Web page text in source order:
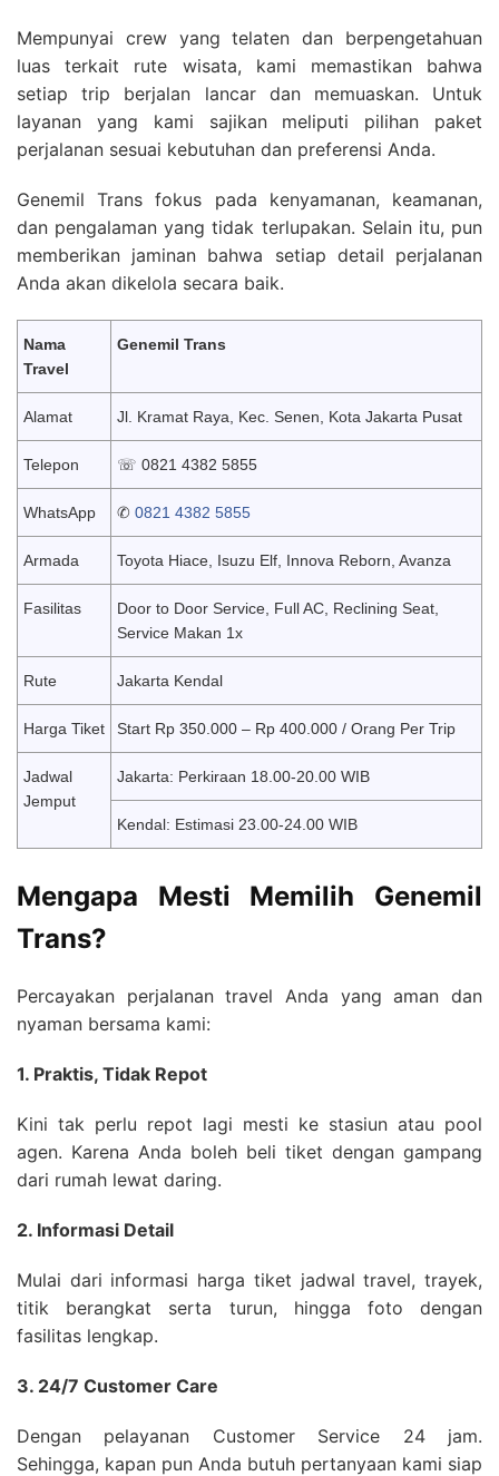
Mempunyai crew yang telaten dan berpengetahuan
luas terkait rute wisata, kami memastikan bahwa
setiap trip berjalan lancar dan memuaskan. Untuk
layanan yang kami sajikan meliputi pilihan paket
perjalanan sesuai kebutuhan dan preferensi Anda.
Genemil Trans fokus pada kenyamanan, keamanan,
dan pengalaman yang tidak terlupakan. Selain itu, pun
memberikan jaminan bahwa setiap detail perjalanan
Anda akan dikelola secara baik.
Nama
Travel
Genemil Trans
Alamat Jl. Kramat Raya, Kec. Senen, Kota Jakarta Pusat
Telepon ☏ 0821 4382 5855
WhatsApp ✆ 0821 4382 5855
Armada Toyota Hiace, Isuzu Elf, Innova Reborn, Avanza
Fasilitas
Door to Door Service, Full AC, Reclining Seat,
Service Makan 1x
Rute Jakarta Kendal
Harga Tiket Start Rp 350.000 – Rp 400.000 / Orang Per Trip
Jadwal
Jemput
Jakarta: Perkiraan 18.00-20.00 WIB
Kendal: Estimasi 23.00-24.00 WIB
Mengapa Mesti Memilih Genemil
Trans?
Percayakan perjalanan travel Anda yang aman dan
nyaman bersama kami:
1. Praktis, Tidak Repot
Kini tak perlu repot lagi mesti ke stasiun atau pool
agen. Karena Anda boleh beli tiket dengan gampang
dari rumah lewat daring.
2. Informasi Detail
Mulai dari informasi harga tiket jadwal travel, trayek,
titik berangkat serta turun, hingga foto dengan
fasilitas lengkap.
3. 24/7 Customer Care
Dengan pelayanan Customer Service 24 jam.
Sehingga, kapan pun Anda butuh pertanyaan kami siap